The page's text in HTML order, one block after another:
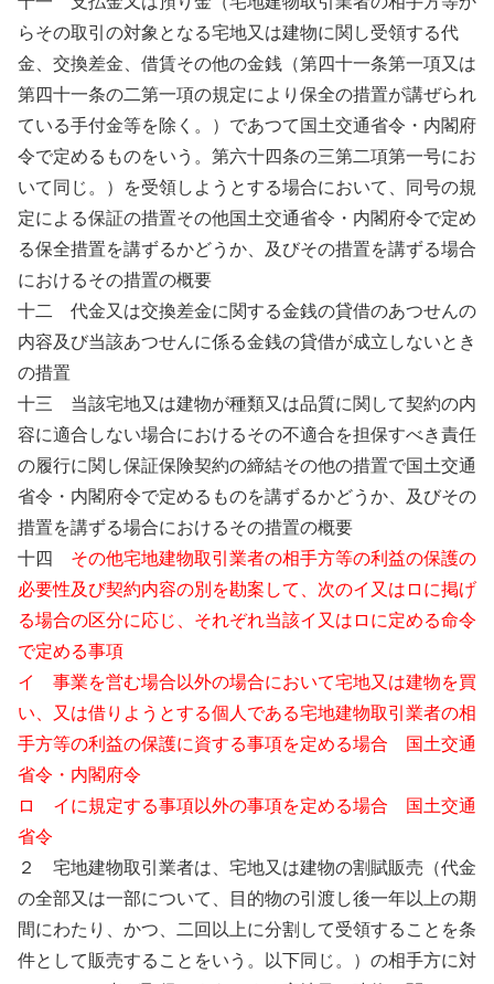
らその取引の対象となる宅地又は建物に関し受領する代
金、交換差金、借賃その他の金銭（第四十一条第一項又は
第四十一条の二第一項の規定により保全の措置が講ぜられ
ている手付金等を除く。）であつて国土交通省令・内閣府
令で定めるものをいう。第六十四条の三第二項第一号にお
いて同じ。）を受領しようとする場合において、同号の規
定による保証の措置その他国土交通省令・内閣府令で定め
る保全措置を講ずるかどうか、及びその措置を講ずる場合
におけるその措置の概要
十二 代金又は交換差金に関する金銭の貸借のあつせんの
内容及び当該あつせんに係る金銭の貸借が成立しないとき
の措置
十三 当該宅地又は建物が種類又は品質に関して契約の内
容に適合しない場合におけるその不適合を担保すべき責任
の履行に関し保証保険契約の締結その他の措置で国土交通
省令・内閣府令で定めるものを講ずるかどうか、及びその
措置を講ずる場合におけるその措置の概要
十四 その他宅地建物取引業者の相手方等の利益の保護の
必要性及び契約内容の別を勘案して、次のイ又はロに掲げ
る場合の区分に応じ、それぞれ当該イ又はロに定める命令
で定める事項
イ 事業を営む場合以外の場合において宅地又は建物を買
い、又は借りようとする個人である宅地建物取引業者の相
手方等の利益の保護に資する事項を定める場合 国土交通
省令・内閣府令
ロ イに規定する事項以外の事項を定める場合 国土交通
省令
２ 宅地建物取引業者は、宅地又は建物の割賦販売（代金
の全部又は一部について、目的物の引渡し後一年以上の期
間にわたり、かつ、二回以上に分割して受領することを条
件として販売することをいう。以下同じ。）の相手方に対